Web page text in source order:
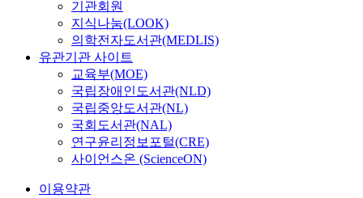
기관회원
지식나눔(LOOK)
의학전자도서관(MEDLIS)
유관기관 사이트
교육부(MOE)
국립장애인도서관(NLD)
국립중앙도서관(NL)
국회도서관(NAL)
연구윤리정보포털(CRE)
사이언스온 (ScienceON)
이용약관